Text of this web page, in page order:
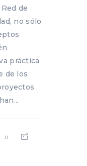
de
no sólo
práctica
de los
0